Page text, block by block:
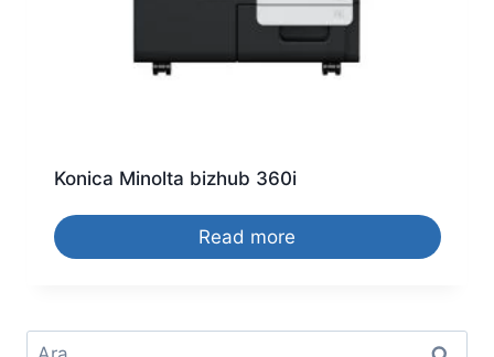
Konica Minolta bizhub 360i
Read more
Arama: